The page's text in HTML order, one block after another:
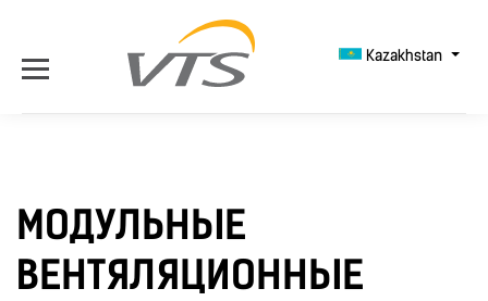
Kazakhstan
МОДУЛЬНЫЕ
ВЕНТЯЛЯЦИОННЫЕ